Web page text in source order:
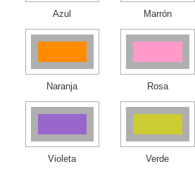
Azul Marrón
Naranja Rosa
Violeta Verde